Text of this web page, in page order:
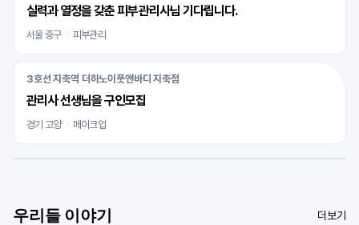
실력과 열정을 갖춘 피부관리사님 기다립니다.
서울 중구 피부관리
3호선 지축역 더하노이풋앤바디 지축점
관리사 선생님을 구인모집
경기 고양 메이크업
우리들 이야기 더보기